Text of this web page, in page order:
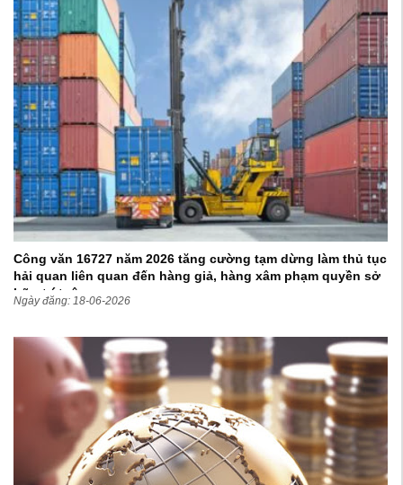
Công văn 16727 năm 2026 tăng cường tạm dừng làm thủ tục
hải quan liên quan đến hàng giả, hàng xâm phạm quyền sở
hữu trí tuệ
Ngày đăng: 18-06-2026